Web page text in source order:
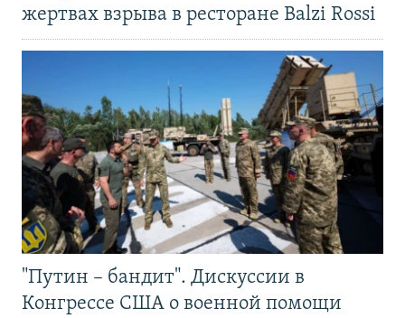
жертвах взрыва в ресторане Balzi Rossi
"Путин – бандит". Дискуссии в
Конгрессе США о военной помощи